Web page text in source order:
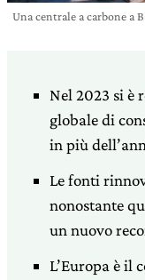
Una centrale a carbone a
Nel 2023 si è
globale di
in più
Le fonti
nonostante
un nuovo
L’Europa è il